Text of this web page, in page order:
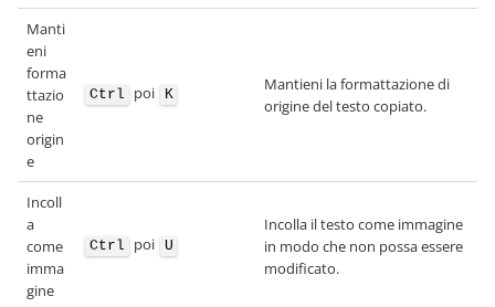
Manti
eni
forma
ttazio
ne
origin
e
Ctrl poi K
Mantieni la formattazione di
origine del testo copiato.
Incoll
a
come
imma
gine
Ctrl poi U
Incolla il testo come immagine
in modo che non possa essere
modificato.